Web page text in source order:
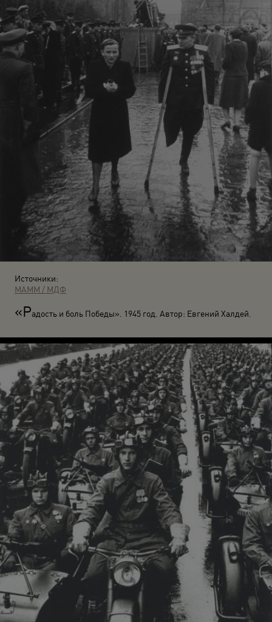
Источники:
МАММ / МДФ
«Радость и боль Победы». 1945 год. Автор: Евгений Халдей.